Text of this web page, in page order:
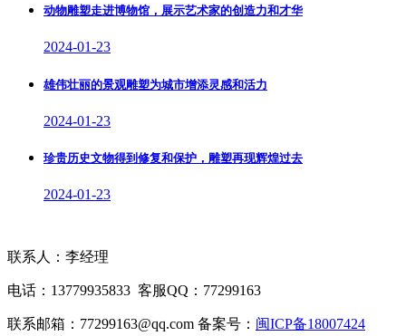
动物雕塑走进博物馆，展示艺术家的创造力和才华
2024-01-23
雄伟壮丽的景观雕塑为城市增添灵感和活力
2024-01-23
珍贵历史文物得到修复和保护，雕塑再现辉煌过去
2024-01-23
联系人：李经理
电话：13779935833 客服QQ：77299163
联系邮箱：77299163@qq.com 备案号： 闽ICP备18007424